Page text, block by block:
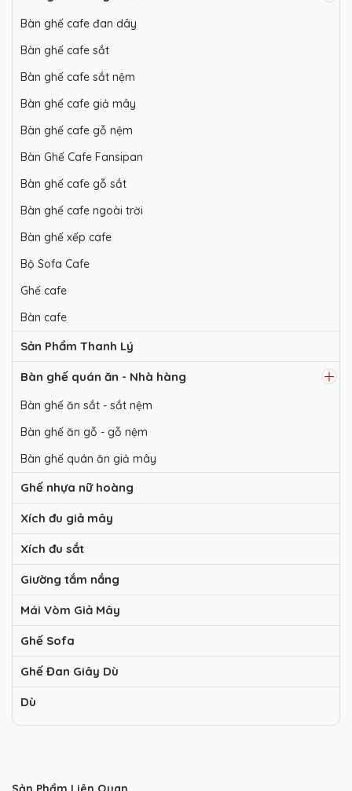
Bàn ghế cafe đan dây
Bàn ghế cafe sắt
Bàn ghế cafe sắt nệm
Bàn ghế cafe giả mây
Bàn ghế cafe gỗ nệm
Bàn Ghế Cafe Fansipan
Bàn ghế cafe gỗ sắt
Bàn ghế cafe ngoài trời
Bàn ghế xếp cafe
Bộ Sofa Cafe
Ghế cafe
Bàn cafe
Sản Phẩm Thanh Lý
Bàn ghế quán ăn - Nhà hàng
Bàn ghế ăn sắt - sắt nệm
Bàn ghế ăn gỗ - gỗ nệm
Bàn ghế quán ăn giả mây
Ghế nhựa nữ hoàng
Xích đu giả mây
Xích đu sắt
Giường tắm nắng
Mái Vòm Giả Mây
Ghế Sofa
Ghế Đan Giây Dù
Dù